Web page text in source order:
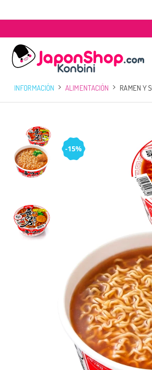
INFORMACIÓN ALIMENTACIÓN RAMEN Y
-15%